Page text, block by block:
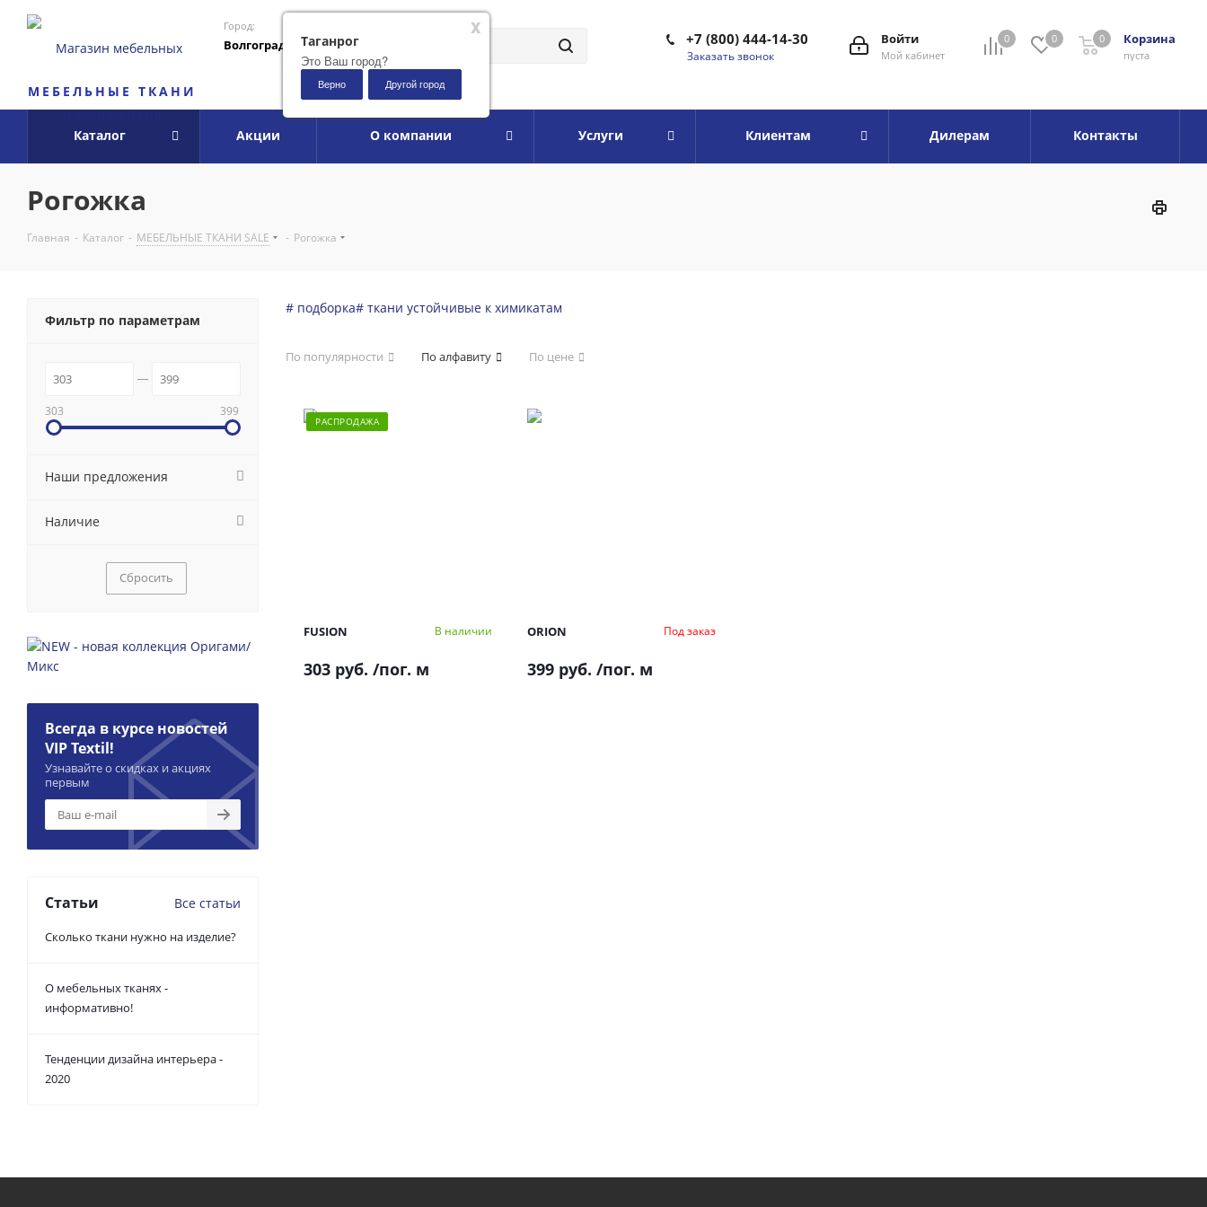
МЕБЕЛЬНЫЕ ТКАНИ
Город:
Волгоград 0 0 Корзина
пуста
0
Войти
Мой кабинет
+7 (800) 444-14-30
Заказать звонок
Каталог Акции О компании Услуги Клиентам Дилерам Контакты
x
Таганрог
Это Ваш город?
Верно Другой город
Рогожка
Главная - Каталог - МЕБЕЛЬНЫЕ ТКАНИ SALE - Рогожка
# подборка# ткани устойчивые к химикатам
По популярности По алфавиту По цене
РАСПРОДАЖА
FUSION В наличии
303 руб. /пог. м
ORION Под заказ
399 руб. /пог. м
Фильтр по параметрам
303 399
Наши предложения
Наличие
Сбросить
Всегда в курсе новостей
VIP Textil!
Узнавайте о скидках и акциях
первым
Статьи Все статьи
Сколько ткани нужно на изделие?
О мебельных тканях -
информативно!
Тенденции дизайна интерьера -
2020